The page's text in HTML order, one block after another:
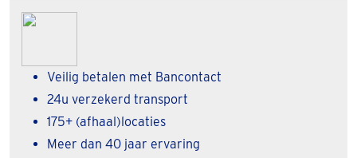
Veilig betalen met Bancontact
24u verzekerd transport
175+ (afhaal)locaties
Meer dan 40 jaar ervaring